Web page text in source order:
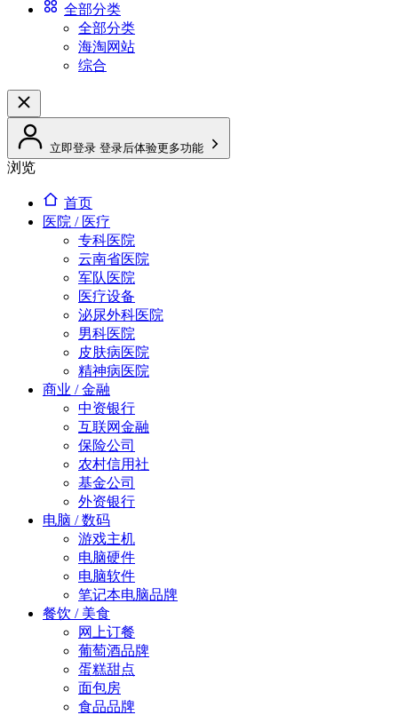
全部分类
全部分类
海淘网站
综合
立即登录 登录后体验更多功能
浏览
首页
医院 / 医疗
专科医院
云南省医院
军队医院
医疗设备
泌尿外科医院
男科医院
皮肤病医院
精神病医院
商业 / 金融
中资银行
互联网金融
保险公司
农村信用社
基金公司
外资银行
电脑 / 数码
游戏主机
电脑硬件
电脑软件
笔记本电脑品牌
餐饮 / 美食
网上订餐
葡萄酒品牌
蛋糕甜点
面包房
食品品牌